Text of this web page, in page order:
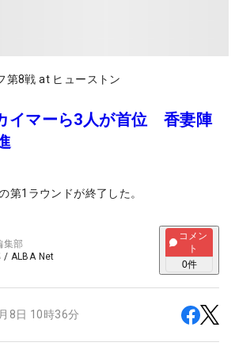
第8戦 at ヒューストン
イマーら3人が首位 香妻陣
第1ラウンドが終了した。
集部
/ ALBA Net
コメン
ト
0件
8日 10時36分